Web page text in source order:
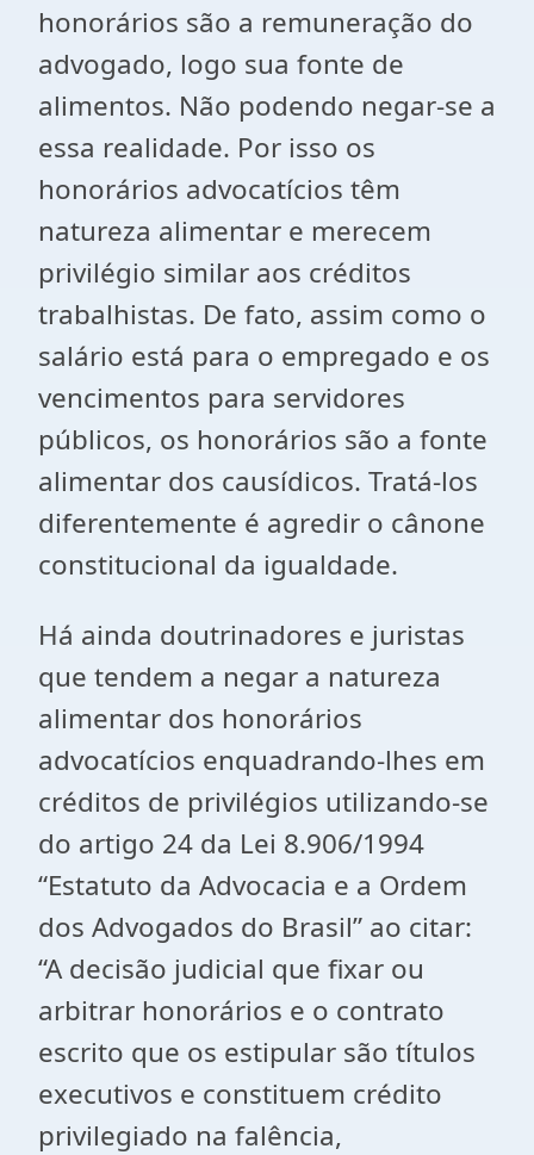
honorários são a remuneração do
advogado, logo sua fonte de
alimentos. Não podendo negar-se a
essa realidade. Por isso os
honorários advocatícios têm
natureza alimentar e merecem
privilégio similar aos créditos
trabalhistas. De fato, assim como o
salário está para o empregado e os
vencimentos para servidores
públicos, os honorários são a fonte
alimentar dos causídicos. Tratá-los
diferentemente é agredir o cânone
constitucional da igualdade.
Há ainda doutrinadores e juristas
que tendem a negar a natureza
alimentar dos honorários
advocatícios enquadrando-lhes em
créditos de privilégios utilizando-se
do artigo 24 da Lei 8.906/1994
“Estatuto da Advocacia e a Ordem
dos Advogados do Brasil” ao citar:
“A decisão judicial que fixar ou
arbitrar honorários e o contrato
escrito que os estipular são títulos
executivos e constituem crédito
privilegiado na falência,